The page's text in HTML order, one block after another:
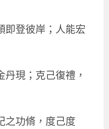
即登彼岸；人能宏
現；克己復禮，
之功脩，度己度